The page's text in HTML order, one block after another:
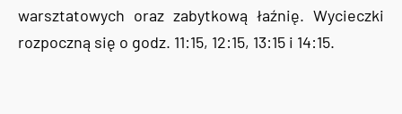
warsztatowych oraz zabytkową łaźnię. Wycieczki
rozpoczną się o godz. 11:15, 12:15, 13:15 i 14:15.